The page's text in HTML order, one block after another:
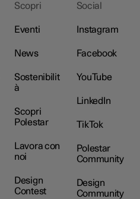
Scopri
Eventi
News
Sostenibilit
à
Scopri
Polestar
Lavora con
noi
Design
Contest
Social
Instagram
Facebook
YouTube
LinkedIn
TikTok
Polestar
Community
Design
Community